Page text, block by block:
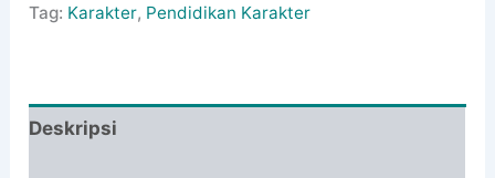
Tag: Karakter, Pendidikan Karakter
Deskripsi